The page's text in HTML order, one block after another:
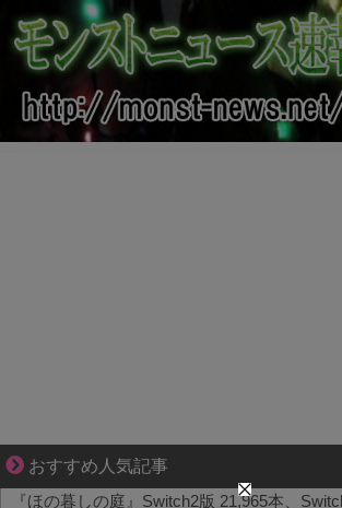
おすすめ人気記事
1420gの娘がくれた“生きる力”。
『ほの暮しの庭』Switch2版 21,965本、